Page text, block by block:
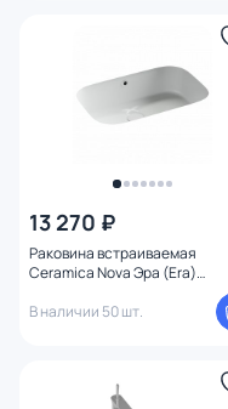
13 270 ₽
Раковина встраиваемая
Ceramica Nova Эра (Era)
57x39x5x19.5 CN15006 белая
В наличии 50 шт.